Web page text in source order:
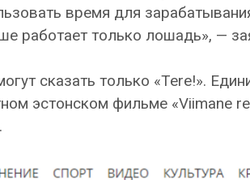
время для
работает только лошадь», —
сказать только «Tere!».
эстонском фильме «Viimane